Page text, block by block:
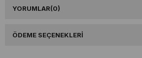
YORUMLAR(0)
ÖDEME SEÇENEKLERI